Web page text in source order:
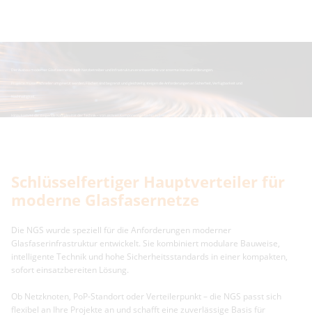
Schlüsselfertiger Hauptverteiler für
moderne Glasfasernetze
Die NGS wurde speziell für die Anforderungen moderner
Glasfaserinfrastruktur entwickelt. Sie kombiniert modulare Bauweise,
intelligente Technik und hohe Sicherheitsstandards in einer kompakten,
sofort einsatzbereiten Lösung.
Ob Netzknoten, PoP-Standort oder Verteilerpunkt – die NGS passt sich
flexibel an Ihre Projekte an und schafft eine zuverlässige Basis für